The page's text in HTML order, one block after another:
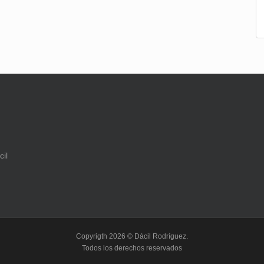
Copyrigth 2026 © Dácil Rodríguez.
Todos los derechos reservados